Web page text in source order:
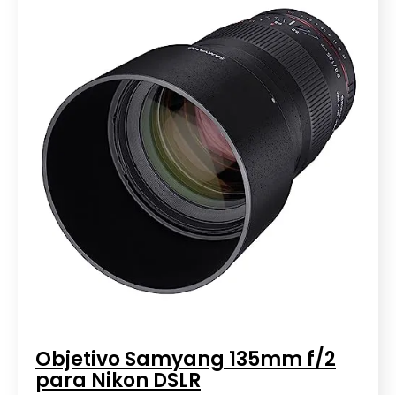
Objetivo Samyang 135mm f/2
para Nikon DSLR